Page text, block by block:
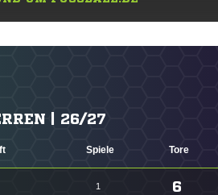
| 26/27
Spiele Tore
1 6